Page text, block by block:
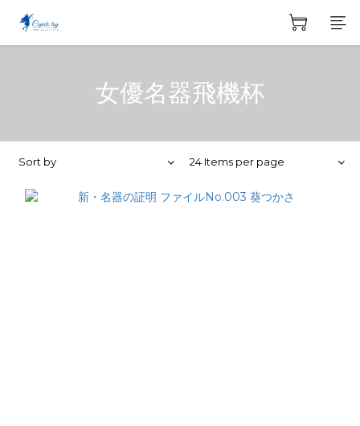
女優名器飛機杯
Sort by 24 Items per page